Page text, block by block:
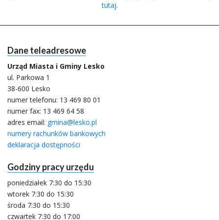
tutaj.
Dane teleadresowe
Urząd Miasta i Gminy Lesko
ul. Parkowa 1
38-600 Lesko
numer telefonu: 13 469 80 01
numer fax: 13 469 64 58
adres email: gmina@lesko.pl
numery rachunków bankowych
deklaracja dostępności
Godziny pracy urzędu
poniedziałek 7:30 do 15:30
wtorek 7:30 do 15:30
środa 7:30 do 15:30
czwartek 7:30 do 17:00